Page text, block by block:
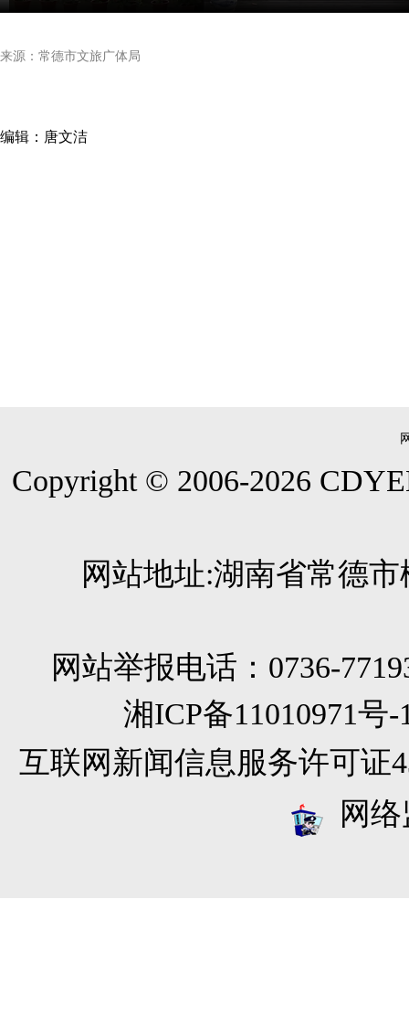
来源：常德市文旅广体局
编辑：唐文洁
Copyright © 2006-2026
网站地址:湖南省常德
网站举报电话：0736-
湘ICP备11010971
互联网新闻信息服务许可证
网络